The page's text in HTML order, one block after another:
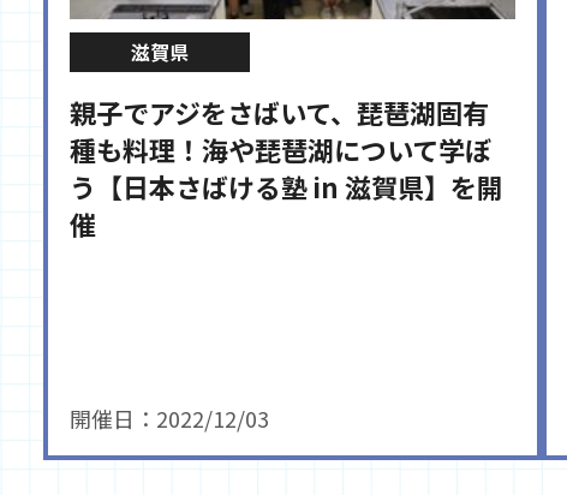
滋賀県
親子でアジをさばいて、琵琶湖固有
種も料理！海や琵琶湖について学ぼ
う【日本さばける塾 in 滋賀県】を開
催
開催日：2022/12/03